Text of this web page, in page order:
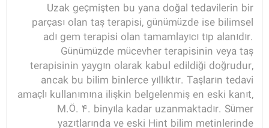
Uzak geçmişten bu yana doğal tedavilerin bir
parçası olan taş terapisi, günümüzde ise bilimsel
adı gem terapisi olan tamamlayıcı tıp alanıdır.
Günümüzde mücevher terapisinin veya taş
terapisinin yaygın olarak kabul edildiği doğrudur,
ancak bu bilim binlerce yıllıktır. Taşların tedavi
amaçlı kullanımına ilişkin belgelenmiş en eski kanıt,
M.Ö. 4. binyıla kadar uzanmaktadır. Sümer
yazıtlarında ve eski Hint bilim metinlerinde